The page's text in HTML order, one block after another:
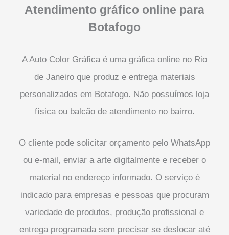
Atendimento gráfico online para
Botafogo
A Auto Color Gráfica é uma gráfica online no Rio
de Janeiro que produz e entrega materiais
personalizados em Botafogo. Não possuímos loja
física ou balcão de atendimento no bairro.
O cliente pode solicitar orçamento pelo WhatsApp
ou e-mail, enviar a arte digitalmente e receber o
material no endereço informado. O serviço é
indicado para empresas e pessoas que procuram
variedade de produtos, produção profissional e
entrega programada sem precisar se deslocar até